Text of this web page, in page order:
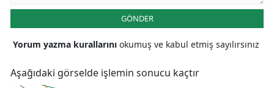
Zonguldak
Aksaray
Karaman
GÖNDER
Yorum yazma kurallarını okumuş ve kabul etmiş sayılırsınız
Aşağıdaki görselde işlemin sonucu kaçtır